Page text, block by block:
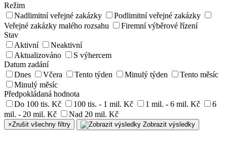
Režim
Nadlimitní veřejné zakázky
Podlimitní veřejné zakázky
Veřejné zakázky malého rozsahu
Firemní výběrové řízení
Stav
Aktivní
Neaktivní
Aktualizováno
S výhercem
Datum zadání
Dnes
Včera Tento týden Minulý týden
Tento měsíc
Minulý měsíc
Předpokládaná hodnota
Do 100 tis. Kč
100 tis. - 1 mil. Kč 1 mil. - 6 mil. Kč
6
mil. - 20 mil. Kč
Nad 20 mil. Kč
×Zrušit všechny filtry Zobrazit výsledky